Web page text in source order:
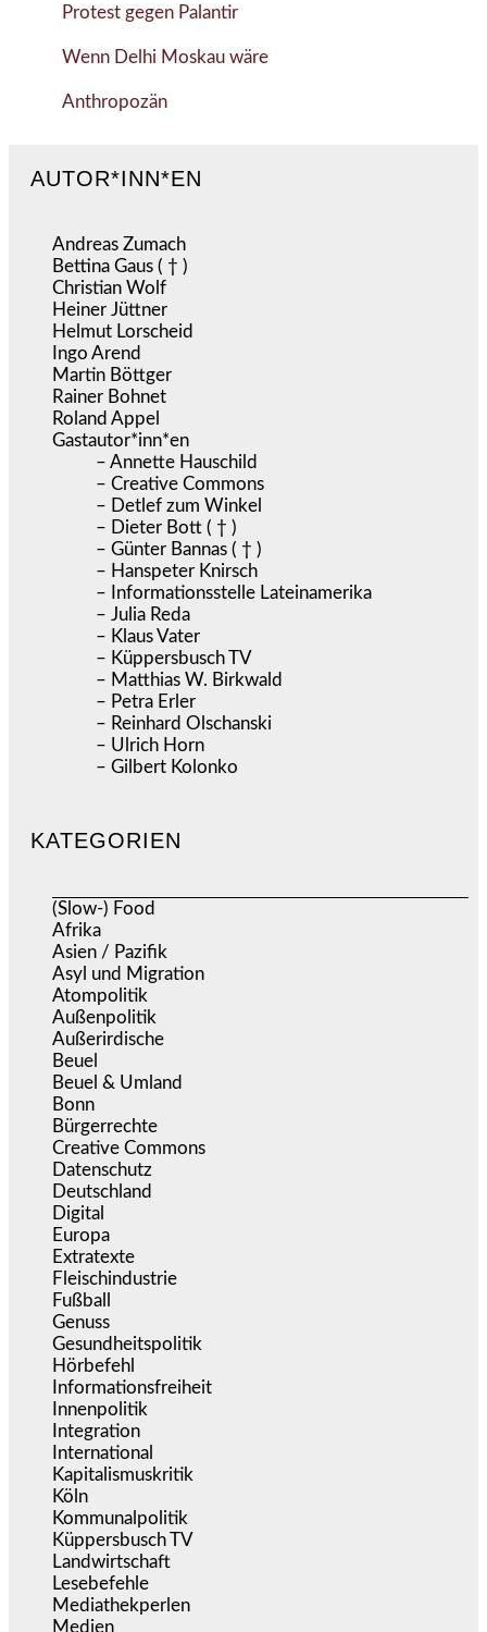
Protest gegen Palantir
Wenn Delhi Moskau wäre
Anthropozän
AUTOR*INN*EN
Andreas Zumach
Bettina Gaus ( † )
Christian Wolf
Heiner Jüttner
Helmut Lorscheid
Ingo Arend
Martin Böttger
Rainer Bohnet
Roland Appel
Gastautor*inn*en
– Annette Hauschild
– Creative Commons
– Detlef zum Winkel
– Dieter Bott ( † )
– Günter Bannas ( † )
– Hanspeter Knirsch
– Informationsstelle Lateinamerika
– Julia Reda
– Klaus Vater
– Küppersbusch TV
– Matthias W. Birkwald
– Petra Erler
– Reinhard Olschanski
– Ulrich Horn
– Gilbert Kolonko
KATEGORIEN
(Slow-) Food
Afrika
Asien / Pazifik
Asyl und Migration
Atompolitik
Außenpolitik
Außerirdische
Beuel
Beuel & Umland
Bonn
Bürgerrechte
Creative Commons
Datenschutz
Deutschland
Digital
Europa
Extratexte
Fleischindustrie
Fußball
Genuss
Gesundheitspolitik
Hörbefehl
Informationsfreiheit
Innenpolitik
Integration
International
Kapitalismuskritik
Köln
Kommunalpolitik
Küppersbusch TV
Landwirtschaft
Lesebefehle
Mediathekperlen
Medien